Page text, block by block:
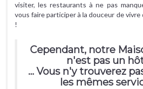
visiter, les restaurants à ne pas
vous faire participer à la douceur de
!
Cependant, notre
n'est pas un
... Vous n'y trouverez
les mêmes